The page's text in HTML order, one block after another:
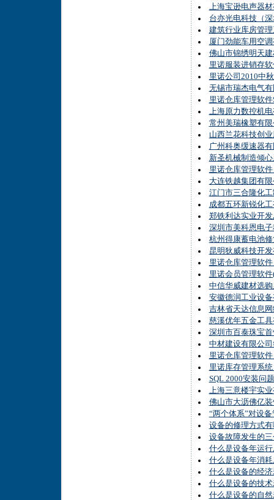
上海宝逊电声器
台亦光电科技（
建筑行业库房管
厦门劲能车用空
佛山市锦绣明天
里诺服装进销存软
里诺公司2010中
无锡市瑞杰电气
里诺仓库管理软
上海原力数控机
常州美瑞橡塑有
山西兰花科技创
广州科奥缓速器
新圣机械制造倾
里诺仓库管理软
大连铁越集团有
江门市三合隆化
成都五环新锐化
郑铁利达实业开
深圳市美科恩电
杭州得康蓄电池
昆明狄威科技开
里诺仓库管理软
里诺会员管理软
中信华威建材选
安徽德润工业设
吉林省天达信息
慈溪优年五金工
深圳市百泰珠宝
中材建设有限公
里诺仓库管理软
里诺库存管理系
SQL 2000安装问题
上海三意楼宇实
佛山市大沥佛亿
“两个体系”对设
设备的修理方式
设备故障发生的
什么是设备年运
什么是设备年消
什么是设备的经
什么是设备的技
什么是设备的自